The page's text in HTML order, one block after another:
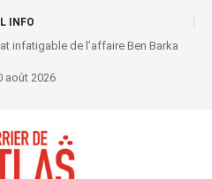
INFO
infatigable de l’affaire Ben Barka
août 2026